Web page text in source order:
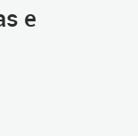
e